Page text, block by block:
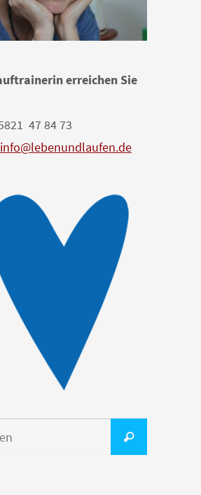
erreichen Sie
47 84 73
info@lebenundlaufen.de
nach:
Suchen